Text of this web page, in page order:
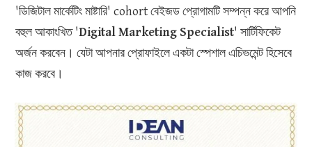
'ডিজিটাল মার্কেটিং মাষ্টারি' cohort বেইজড প্রোগামটি সম্পন্ন করে আপনি
বহুল আকাংখিত 'Digital Marketing Specialist' সার্টিফিকেট
অর্জন করবেন। যেটা আপনার প্রোফাইলে একটা স্পেশাল এচিভমেন্ট হিসেবে
কাজ করবে।